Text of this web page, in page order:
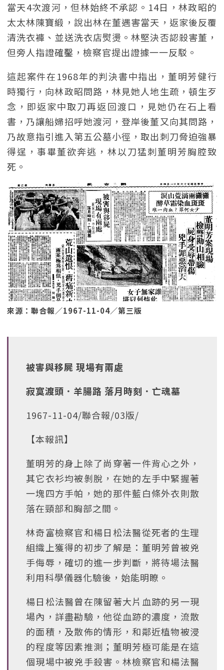
當天4次渡河，但林始終不承認。14日，林政昭的
太太林陳寶緞，說出林在董遇害當天，返家後反覆
清洗衣褲、並送洗衣店熨燙。林堅決否認殺害董，
但旁人指證確鑿，檢察官提出證據一一反駁。
這起案件在1968年的判決書中指出，董明芳健行
時獨行，向林政昭問路，林見她人地生疏，頓生歹
念，即返家中取刀再返回渡口，見她仍在石上看
書，乃讓船婦招呼她渡河，登岸後董又向其問路，
乃故意指引進入第五公墓小徑，取出刺刀脅迫強暴
得逞，事畢董欲奔逃，林以刀猛刺董明芳胸腔致
死。
來源：聯合報／1967-11-04／第三版
被害與移屍 現場有兩處
寂寞渡頭．羊腸路 落月時刻．亡魂墓
1967-11-04/聯合報/03版/
【本報訊】
董明芳的身上除了尚穿著一件背心之外，
其它衣衫均被剝脫，在她的左手中緊握著
一塊四方手帕，她的那件藍白條外衣則散
落在頸部和胸部之間。
林奇富檢察官和楊日松法醫從死者的生理
組織上獲得的初步了解是：董明芳曾被兇
手侮辱，確切的進一步判斷，將待場法醫
利用科學儀器化驗後，始能明瞭。
楊日松法醫曾在陳留著大片血跡的另一現
場內，詳盡勘驗，他從血跡的濃度，流散
的面積，及散佈的情形，和鄰近植物被浸
的程度等因素推測；董明芳極可能是在這
個現場中被兇手殺害。林檢察官和楊法醫